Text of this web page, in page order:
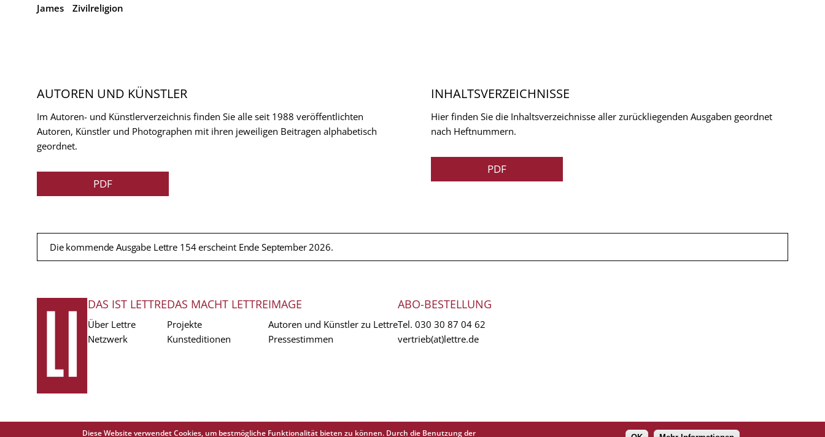
James
Zivilreligion
AUTOREN UND KÜNSTLER
Im Autoren- und Künstlerverzeichnis finden Sie alle seit 1988 veröffentlichten
Autoren, Künstler und Photographen mit ihren jeweiligen Beitragen alphabetisch
geordnet.
PDF
INHALTSVERZEICHNISSE
Hier finden Sie die Inhaltsverzeichnisse aller zurückliegenden Ausgaben geordnet
nach Heftnummern.
PDF
Die kommende Ausgabe Lettre 154 erscheint Ende September 2026.
FUSSZEILE
DAS IST LETTRE
Über Lettre
Netzwerk
DAS MACHT LETTRE
Projekte
Kunsteditionen
IMAGE
Autoren und Künstler zu Lettre
Pressestimmen
ABO-BESTELLUNG
Tel. 030 30 87 04 62
vertrieb(at)lettre.de
Diese Website verwendet Cookies, um bestmögliche Funktionalität bieten zu können. Durch die Benutzung der